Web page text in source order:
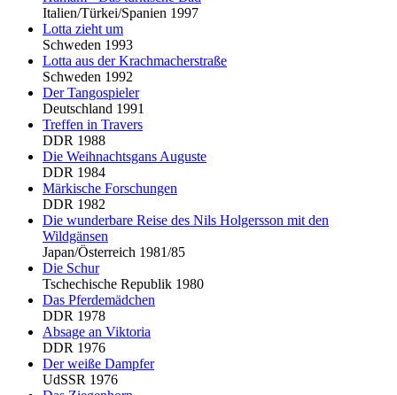
Italien/Türkei/Spanien 1997
Lotta zieht um
Schweden 1993
Lotta aus der Krachmacherstraße
Schweden 1992
Der Tangospieler
Deutschland 1991
Treffen in Travers
DDR 1988
Die Weihnachtsgans Auguste
DDR 1984
Märkische Forschungen
DDR 1982
Die wunderbare Reise des Nils Holgersson mit den
Wildgänsen
Japan/Österreich 1981/85
Die Schur
Tschechische Republik 1980
Das Pferdemädchen
DDR 1978
Absage an Viktoria
DDR 1976
Der weiße Dampfer
UdSSR 1976